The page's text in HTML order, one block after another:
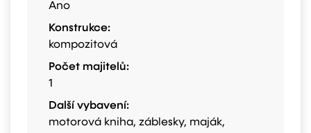
Ano
Konstrukce:
kompozitová
Počet majitelů:
1
Další vybavení:
motorová kniha, záblesky, maják,